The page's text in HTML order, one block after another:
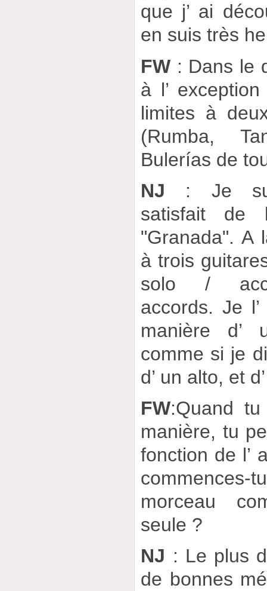
que j’ ai
en suis très
FW : Dans le
à l’
limites à
(Rumba,
Bulerías de
NJ : Je
satisfait de
"Granada". A
à trois
solo /
accords. Je
manière d’
comme si je
d’ un alto, et
FW:Quand
manière, tu
fonction de l’
morceau
seule ?
NJ : Le plus
de bonnes